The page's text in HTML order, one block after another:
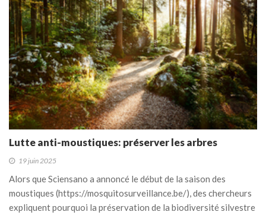
Lutte anti-moustiques: préserver les arbres
19 juin 2025
Alors que Sciensano a annoncé le début de la saison des
moustiques (https://mosquitosurveillance.be/), des chercheurs
expliquent pourquoi la préservation de la biodiversité silvestre